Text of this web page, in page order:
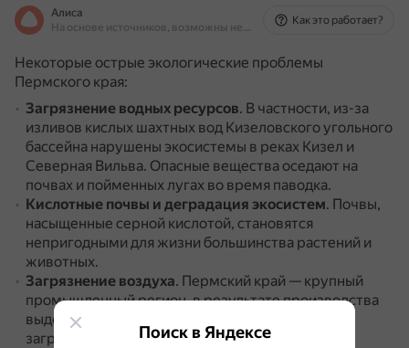
Алиса
На основе источников, возможны неточности
Как это работает?
Некоторые острые экологические проблемы
Пермского края:
Загрязнение водных ресурсов. В частности, из-за
изливов кислых шахтных вод Кизеловского угольного
бассейна нарушены экосистемы в реках Кизел и
Северная Вильва. Опасные вещества оседают на
почвах и пойменных лугах во время паводка.
Кислотные почвы и деградация экосистем. Почвы,
насыщенные серной кислотой, становятся
непригодными для жизни большинства растений и
животных.
Загрязнение воздуха. Пермский край — крупный
промышленный регион, в результате производства
выделяются ядовитые вещества, что ведёт к
загрязнению атмосферы.Поиск в Яндексе